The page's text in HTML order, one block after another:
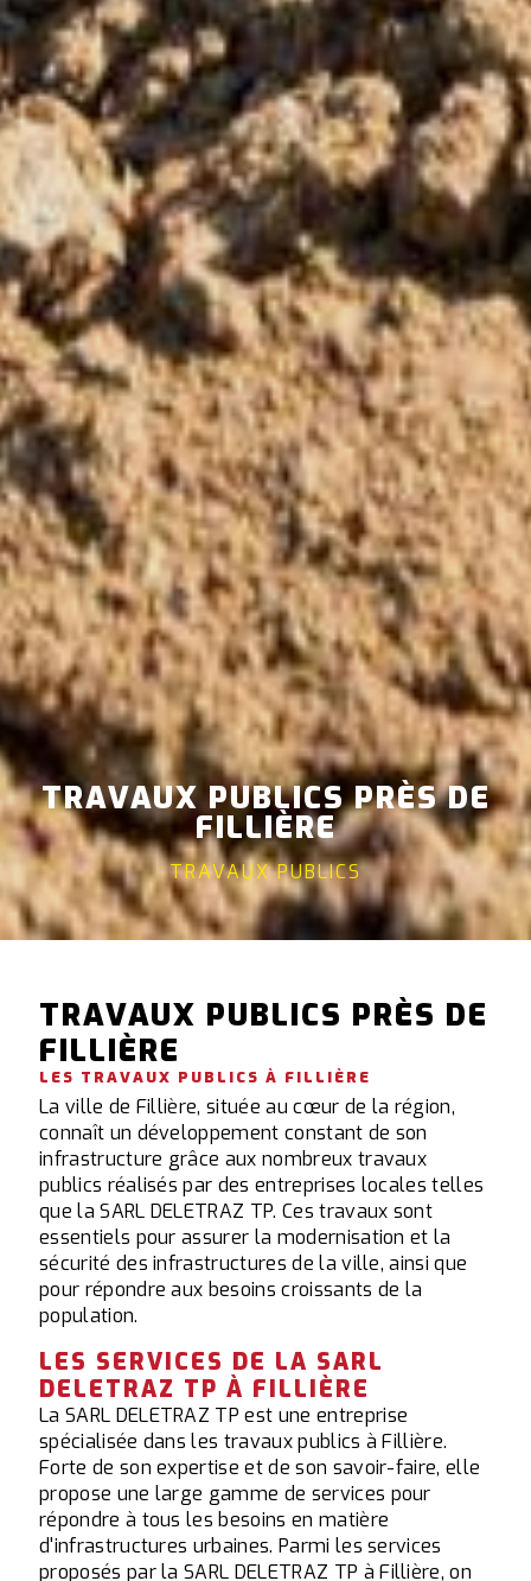
TRAVAUX PUBLICS PRÈS DE
FILLIÈRE
TRAVAUX PUBLICS
TRAVAUX PUBLICS PRÈS DE
FILLIÈRE
LES TRAVAUX PUBLICS À FILLIÈRE
La ville de Fillière, située au cœur de la région,
connaît un développement constant de son
infrastructure grâce aux nombreux travaux
publics réalisés par des entreprises locales telles
que la SARL DELETRAZ TP. Ces travaux sont
essentiels pour assurer la modernisation et la
sécurité des infrastructures de la ville, ainsi que
pour répondre aux besoins croissants de la
population.
LES SERVICES DE LA SARL
DELETRAZ TP À FILLIÈRE
La SARL DELETRAZ TP est une entreprise
spécialisée dans les travaux publics à Fillière.
Forte de son expertise et de son savoir-faire, elle
propose une large gamme de services pour
répondre à tous les besoins en matière
d'infrastructures urbaines. Parmi les services
proposés par la SARL DELETRAZ TP à Fillière, on